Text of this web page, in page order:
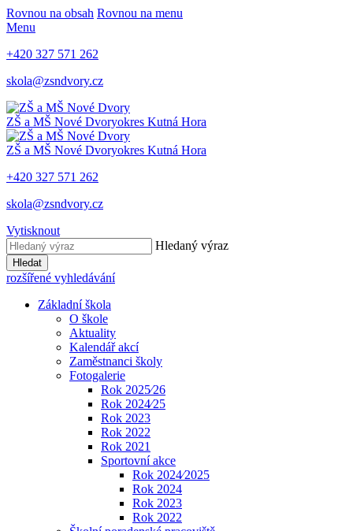
Rovnou na obsah Rovnou na menu
Menu
+420 327 571 262
skola@zsndvory.cz
ZŠ a MŠ Nové Dvoryokres Kutná Hora
ZŠ a MŠ Nové Dvoryokres Kutná Hora
+420 327 571 262
skola@zsndvory.cz
Vytisknout
Hledaný výraz
Hledat
rozšířené vyhledávání
Základní škola
O škole
Aktuality
Kalendář akcí
Zaměstnanci školy
Fotogalerie
Rok 2025⁄26
Rok 2024⁄25
Rok 2023
Rok 2022
Rok 2021
Sportovní akce
Rok 2024⁄2025
Rok 2024
Rok 2023
Rok 2022